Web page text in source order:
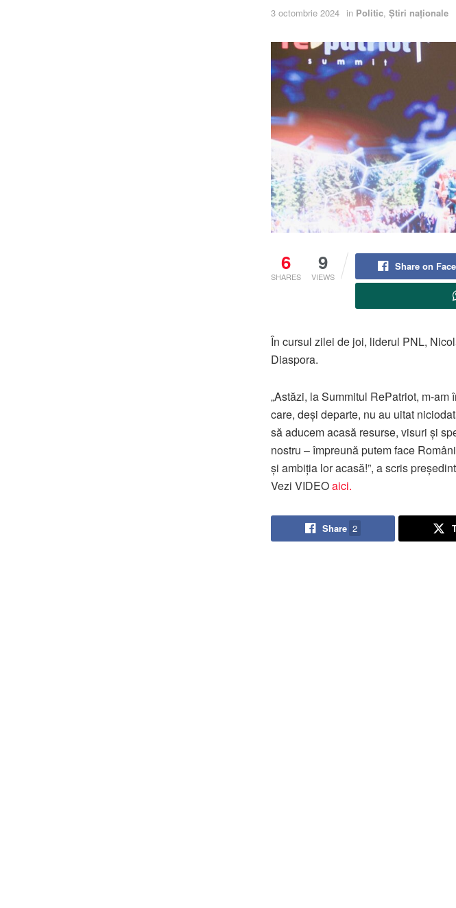
3 octombrie 2024 in Politic, Știri naționale
6
SHARES
9
VIEWS
Share on
În cursul zilei de joi, liderul PNL,
Diaspora.
„Astăzi, la Summitul RePatriot, m-
care, deși departe, nu au uitat
să aducem acasă resurse, visuri și
nostru – împreună putem face
și ambiția lor acasă!”, a scris
Vezi VIDEOaici.
Share 2